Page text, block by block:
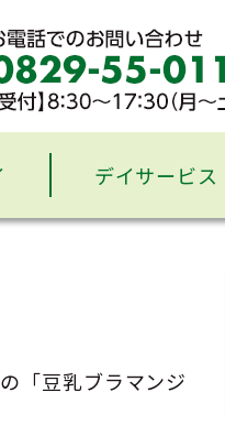
デイサービス
「豆乳ブラマンジ